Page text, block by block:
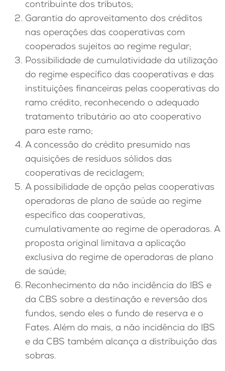
contribuinte dos tributos;
Garantia do aproveitamento dos créditos
nas operações das cooperativas com
cooperados sujeitos ao regime regular;
Possibilidade de cumulatividade da utilização
do regime específico das cooperativas e das
instituições financeiras pelas cooperativas do
ramo crédito, reconhecendo o adequado
tratamento tributário ao ato cooperativo
para este ramo;
A concessão do crédito presumido nas
aquisições de resíduos sólidos das
cooperativas de reciclagem;
A possibilidade de opção pelas cooperativas
operadoras de plano de saúde ao regime
específico das cooperativas,
cumulativamente ao regime de operadoras. A
proposta original limitava a aplicação
exclusiva do regime de operadoras de plano
de saúde;
Reconhecimento da não incidência do IBS e
da CBS sobre a destinação e reversão dos
fundos, sendo eles o fundo de reserva e o
Fates. Além do mais, a não incidência do IBS
e da CBS também alcança a distribuição das
sobras.